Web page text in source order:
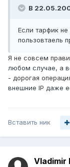
В
Если тарфик не
пользовтаель
Я не совсем
любом случае, а
- дорогая
внешние IP даже
Вставить ник
Vladimir